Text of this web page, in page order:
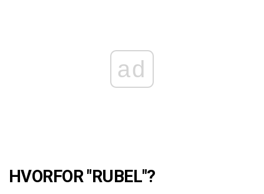
ad
HVORFOR "RUBEL"?